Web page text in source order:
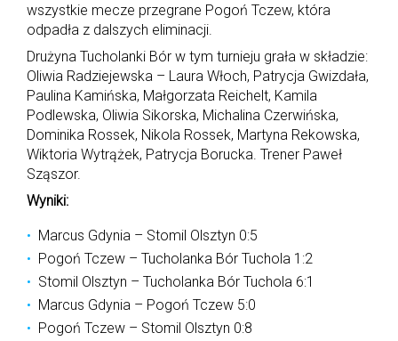
wszystkie mecze przegrane Pogoń Tczew, która
odpadła z dalszych eliminacji.
Drużyna Tucholanki Bór w tym turnieju grała w składzie:
Oliwia Radziejewska – Laura Włoch, Patrycja Gwizdała,
Paulina Kamińska, Małgorzata Reichelt, Kamila
Podlewska, Oliwia Sikorska, Michalina Czerwińska,
Dominika Rossek, Nikola Rossek, Martyna Rekowska,
Wiktoria Wytrążek, Patrycja Borucka. Trener Paweł
Sząszor.
Wyniki:
Marcus Gdynia – Stomil Olsztyn 0:5
Pogoń Tczew – Tucholanka Bór Tuchola 1:2
Stomil Olsztyn – Tucholanka Bór Tuchola 6:1
Marcus Gdynia – Pogoń Tczew 5:0
Pogoń Tczew – Stomil Olsztyn 0:8